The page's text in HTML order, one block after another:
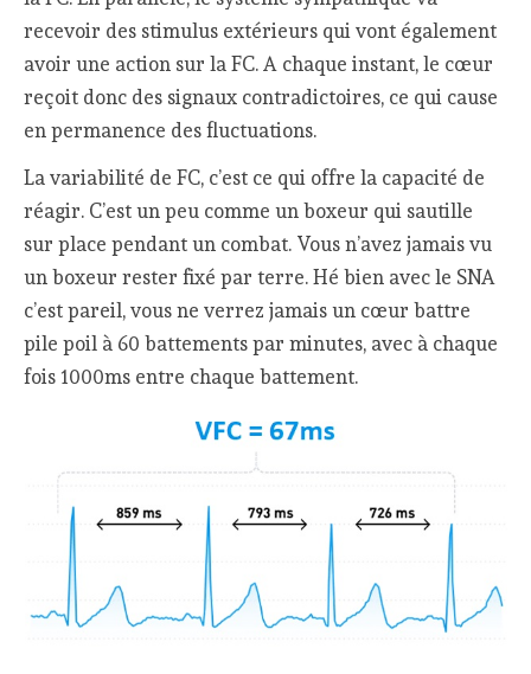
recevoir des stimulus extérieurs qui vont également
avoir une action sur la FC. A chaque instant, le cœur
reçoit donc des signaux contradictoires, ce qui cause
en permanence des fluctuations.
La variabilité de FC, c’est ce qui offre la capacité de
réagir. C’est un peu comme un boxeur qui sautille
sur place pendant un combat. Vous n’avez jamais vu
un boxeur rester fixé par terre. Hé bien avec le SNA
c’est pareil, vous ne verrez jamais un cœur battre
pile poil à 60 battements par minutes, avec à chaque
fois 1000ms entre chaque battement.